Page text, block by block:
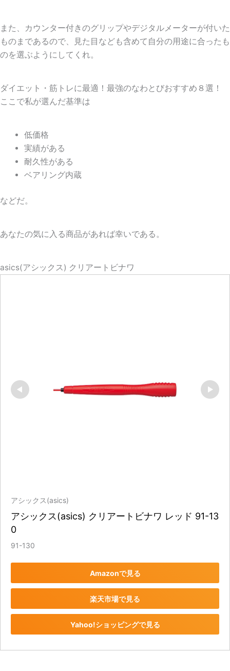
また、カウンター付きのグリップやデジタルメーターが付いた
ものまであるので、見た目なども含めて自分の用途に合ったも
のを選ぶようにしてくれ。
ダイエット・筋トレに最適！最強のなわとびおすすめ８選！
ここで私が選んだ基準は
低価格
実績がある
耐久性がある
ベアリング内蔵
などだ。
あなたの気に入る商品があれば幸いである。
asics(アシックス) クリアートビナワ
アシックス(asics)
アシックス(asics) クリアートビナワ レッド 91-13
0
91-130
Amazonで見る
楽天市場で見る
Yahoo!ショッピングで見る